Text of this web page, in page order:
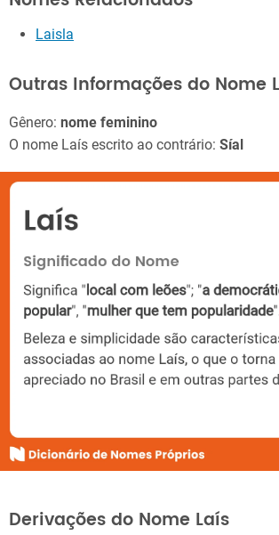
Laisla
Outras Informações do Nome
Gênero: nome feminino
O nome Laís escrito ao contrário: Síal
Derivações do Nome Laís